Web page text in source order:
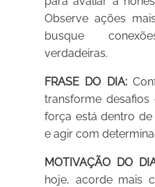
Observe ações
busque
verdadeiras.
FRASE DO DIA:
transforme
força está dentro
e agir com
MOTIVAÇÃO DO
hoje, acorde mais